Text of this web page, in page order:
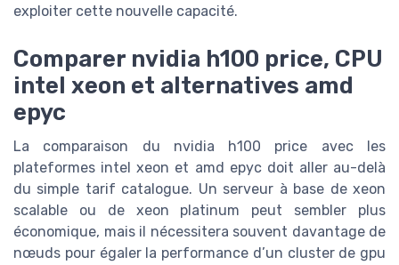
exploiter cette nouvelle capacité.
Comparer nvidia h100 price, CPU
intel xeon et alternatives amd
epyc
La comparaison du nvidia h100 price avec les
plateformes intel xeon et amd epyc doit aller au-delà
du simple tarif catalogue. Un serveur à base de xeon
scalable ou de xeon platinum peut sembler plus
économique, mais il nécessitera souvent davantage de
nœuds pour égaler la performance d’un cluster de gpu